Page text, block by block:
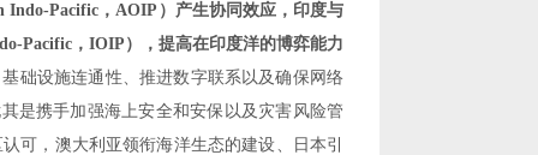
Indo-Pacific ，AOIP ）产生协同效应，印度与
Pacific ， IOIP ），提高在印度洋的博弈能力
础设施连通性、推进数字联系以及确保网络
是携手加强海上安全和安保以及灾害风险管
可，澳大利亚领衔海洋生态的建设、日本引